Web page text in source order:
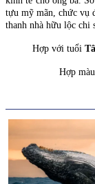
tựu mỹ mãn, chức vụ
thanh nhà hữu lộc chi
Hợp với tuổi
Hợp màu